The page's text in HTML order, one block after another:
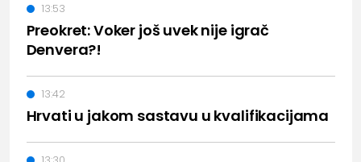
Preokret: Voker još uvek nije igrač
Denvera?!
13:53
Hrvati u jakom sastavu u kvalifikacijama
13:42